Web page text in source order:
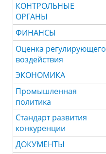
КОНТРОЛЬНЫЕ
ОРГАНЫ
ФИНАНСЫ
Оценка регулирующего
воздействия
ЭКОНОМИКА
Промышленная
политика
Стандарт развития
конкуренции
ДОКУМЕНТЫ